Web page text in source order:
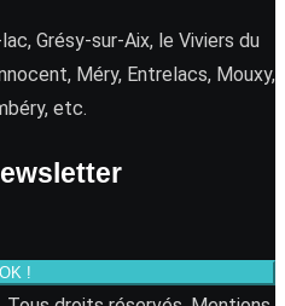
Grésy-sur-Aix, le Viviers du
Méry, Entrelacs, Mouxy,
etc.
OK !